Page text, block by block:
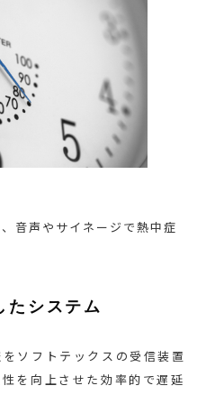
音声やサイネージで熱中症
たシステム
ソフトテックスの受信装置
を向上させた効率的で遅延